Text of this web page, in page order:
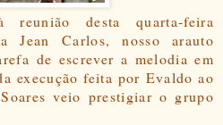
reunião desta quarta-feira
Jean Carlos, nosso arauto
de escrever a melodia em
execução feita por Evaldo ao
veio prestigiar o grupo